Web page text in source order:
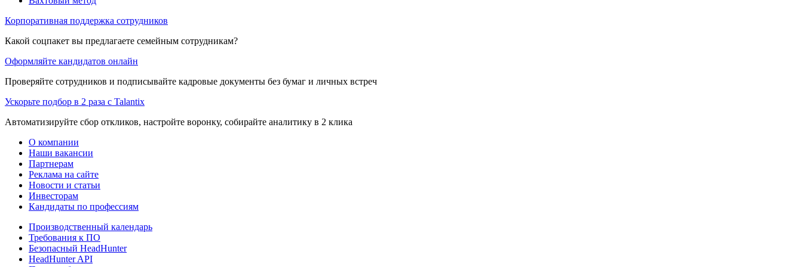
Корпоративная поддержка сотрудников
Какой соцпакет вы предлагаете семейным сотрудникам?
Оформляйте кандидатов онлайн
Проверяйте сотрудников и подписывайте кадровые документы без бумаг и личных встреч
Ускорьте подбор в 2 раза с Talantix
Автоматизируйте сбор откликов, настройте воронку, собирайте аналитику в 2 клика
О компании
Наши вакансии
Партнерам
Реклама на сайте
Новости и статьи
Инвесторам
Кандидаты по профессиям
Производственный календарь
Требования к ПО
Безопасный HeadHunter
HeadHunter API